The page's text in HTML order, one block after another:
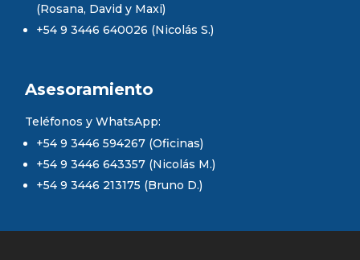
(Rosana, David y Maxi)
+54 9 3446 640026 (Nicolás S.)
Asesoramiento
Teléfonos y WhatsApp:
+54 9 3446 594267 (Oficinas)
+54 9 3446 643357 (Nicolás M.)
+54 9 3446 213175 (Bruno D.)